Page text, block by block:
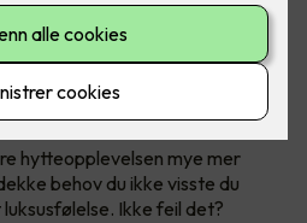
i norske hytter. Det øker
på hytta.
hytteopplevelsen mye mer
behov du ikke visste du
Ikke feil det?